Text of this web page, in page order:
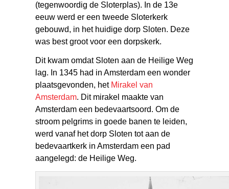
(tegenwoordig de Sloterplas). In de 13e
eeuw werd er een tweede Sloterkerk
gebouwd, in het huidige dorp Sloten. Deze
was best groot voor een dorpskerk.
Dit kwam omdat Sloten aan de Heilige Weg
lag. In 1345 had in Amsterdam een wonder
plaatsgevonden, het Mirakel van
Amsterdam. Dit mirakel maakte van
Amsterdam een bedevaartsoord. Om de
stroom pelgrims in goede banen te leiden,
werd vanaf het dorp Sloten tot aan de
bedevaartkerk in Amsterdam een pad
aangelegd: de Heilige Weg.